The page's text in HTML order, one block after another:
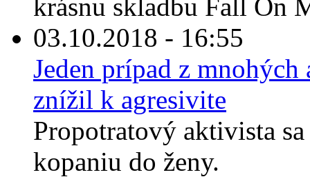
krásnu skladbu Fall On
03.10.2018 - 16:55
Jeden prípad z
znížil k agresivite
Propotratový aktivista
kopaniu do ženy.